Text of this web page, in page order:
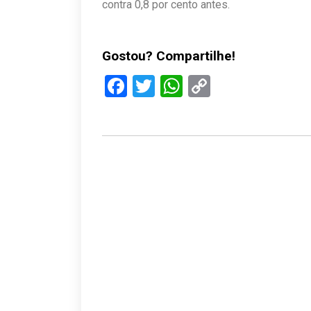
contra 0,8 por cento antes.
Gostou? Compartilhe!
Facebook
TwitterWhatsApp